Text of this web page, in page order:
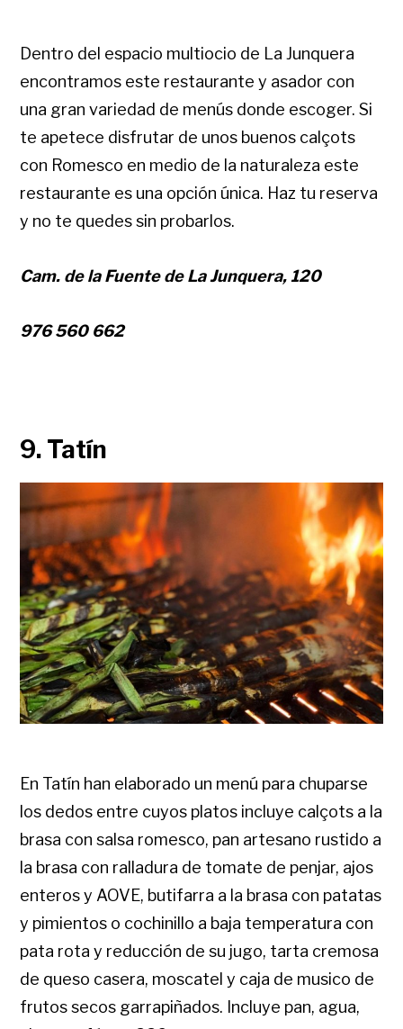
Dentro del espacio multiocio de La Junquera
encontramos este restaurante y asador con
una gran variedad de menús donde escoger. Si
te apetece disfrutar de unos buenos calçots
con Romesco en medio de la naturaleza este
restaurante es una opción única. Haz tu reserva
y no te quedes sin probarlos.
Cam. de la Fuente de La Junquera, 120
976 560 662
9. Tatín
En Tatín han elaborado un menú para chuparse
los dedos entre cuyos platos incluye calçots a la
brasa con salsa romesco, pan artesano rustido a
la brasa con ralladura de tomate de penjar, ajos
enteros y AOVE, butifarra a la brasa con patatas
y pimientos o cochinillo a baja temperatura con
pata rota y reducción de su jugo, tarta cremosa
de queso casera, moscatel y caja de musico de
frutos secos garrapiñados. Incluye pan, agua,